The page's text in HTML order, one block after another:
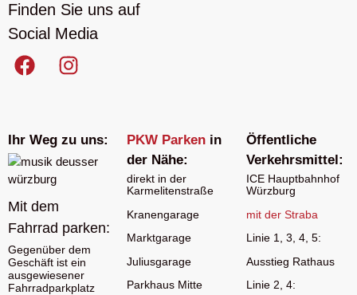
Finden Sie uns auf
Social Media
Ihr Weg zu uns:
Mit dem
Fahrrad parken:
Gegenüber dem
Geschäft ist ein
ausgewiesener
Fahrradparkplatz
PKW Parken in
der Nähe:
direkt in der
Karmelitenstraße
Kranengarage
Marktgarage
Juliusgarage
Parkhaus Mitte
Öffentliche
Verkehrsmittel:
ICE Hauptbahnhof
Würzburg
mit der Straba
Linie 1, 3, 4, 5:
Ausstieg Rathaus
Linie 2, 4: